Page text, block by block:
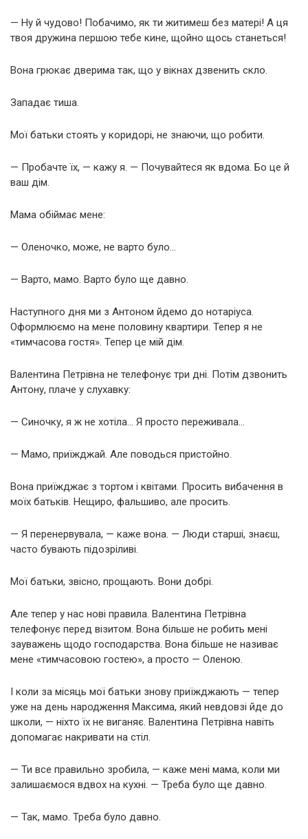
— Ну й чудово! Побачимо, як ти житимеш без матері! А ця
твоя дружина першою тебе кине, щойно щось станеться!
Вона грюкає дверима так, що у вікнах дзвенить скло.
Западає тиша.
Мої батьки стоять у коридорі, не знаючи, що робити.
— Пробачте їх, — кажу я. — Почувайтеся як вдома. Бо це й
ваш дім.
Мама обіймає мене:
— Оленочко, може, не варто було…
— Варто, мамо. Варто було ще давно.
Наступного дня ми з Антоном йдемо до нотаріуса.
Оформлюємо на мене половину квартири. Тепер я не
«тимчасова гостя». Тепер це мій дім.
Валентина Петрівна не телефонує три дні. Потім дзвонить
Антону, плаче у слухавку:
— Синочку, я ж не хотіла… Я просто переживала…
— Мамо, приїжджай. Але поводься пристойно.
Вона приїжджає з тортом і квітами. Просить вибачення в
моїх батьків. Нещиро, фальшиво, але просить.
— Я перенервувала, — каже вона. — Люди старші, знаєш,
часто бувають підозріливі.
Мої батьки, звісно, прощають. Вони добрі.
Але тепер у нас нові правила. Валентина Петрівна
телефонує перед візитом. Вона більше не робить мені
зауважень щодо господарства. Вона більше не називає
мене «тимчасовою гостею», а просто — Оленою.
І коли за місяць мої батьки знову приїжджають — тепер
уже на день народження Максима, який невдовзі йде до
школи, — ніхто їх не виганяє. Валентина Петрівна навіть
допомагає накривати на стіл.
— Ти все правильно зробила, — каже мені мама, коли ми
залишаємося вдвох на кухні. — Треба було ще давно.
— Так, мамо. Треба було давно.